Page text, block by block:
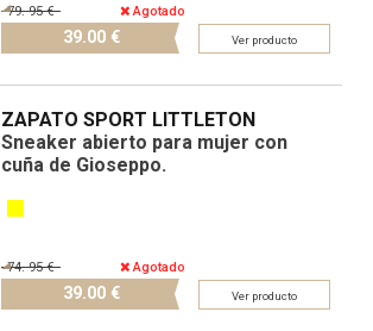
Agotado
79.95 €
39.00 € Ver producto
ZAPATO SPORT LITTLETON
Sneaker abierto para mujer con
cuña de Gioseppo.
Agotado
74.95 €
39.00 € Ver producto